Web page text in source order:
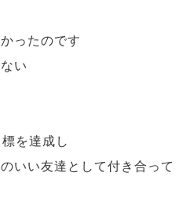
ったのです
い
を達成し
いい友達として付き合って